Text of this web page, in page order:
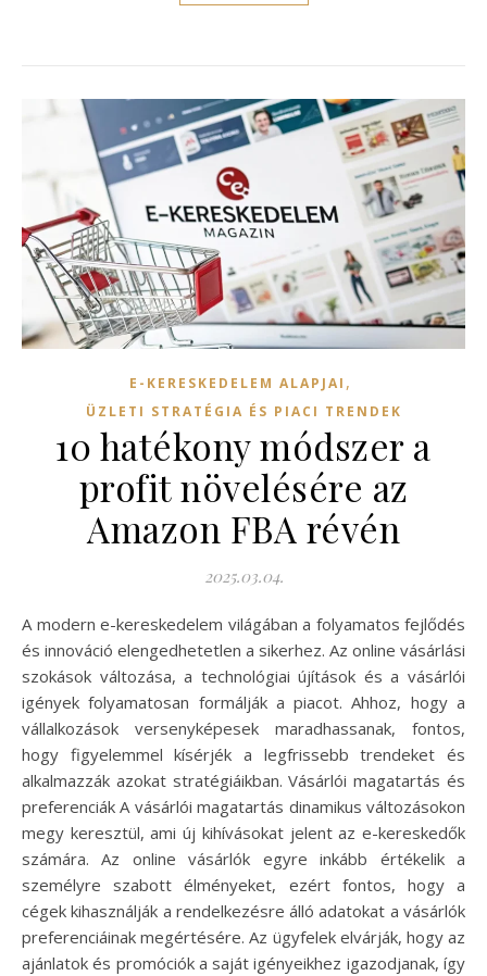
E-KERESKEDELEM ALAPJAI ,
ÜZLETI STRATÉGIA ÉS PIACI TRENDEK
10 hatékony módszer a
profit növelésére az
Amazon FBA révén
2025.03.04.
A modern e-kereskedelem világában a folyamatos fejlődés
és innováció elengedhetetlen a sikerhez. Az online vásárlási
szokások változása, a technológiai újítások és a vásárlói
igények folyamatosan formálják a piacot. Ahhoz, hogy a
vállalkozások versenyképesek maradhassanak, fontos,
hogy figyelemmel kísérjék a legfrissebb trendeket és
alkalmazzák azokat stratégiáikban. Vásárlói magatartás és
preferenciák A vásárlói magatartás dinamikus változásokon
megy keresztül, ami új kihívásokat jelent az e-kereskedők
számára. Az online vásárlók egyre inkább értékelik a
személyre szabott élményeket, ezért fontos, hogy a
cégek kihasználják a rendelkezésre álló adatokat a vásárlók
preferenciáinak megértésére. Az ügyfelek elvárják, hogy az
ajánlatok és promóciók a saját igényeikhez igazodjanak, így